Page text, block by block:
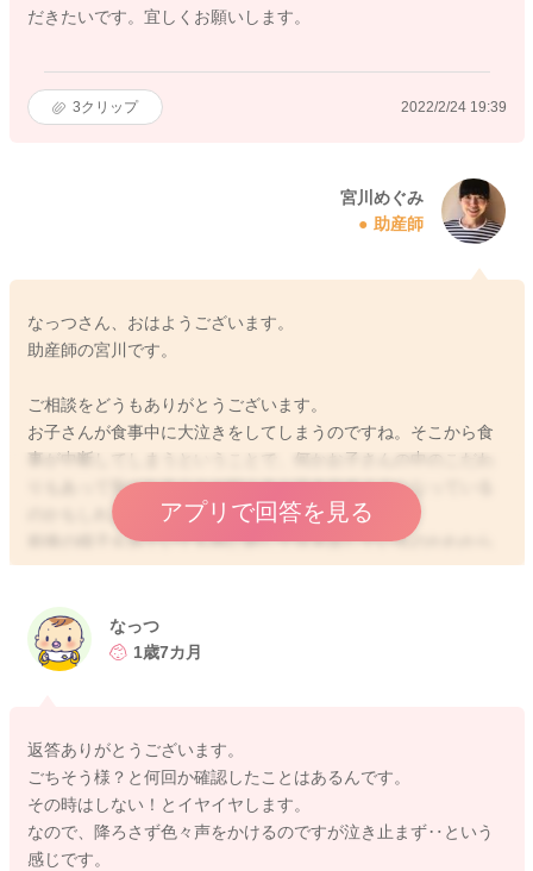
だきたいです。宜しくお願いします。
3クリップ 2022/2/24 19:39
宮川めぐみ
助産師
なっつさん、おはようございます。
助産師の宮川です。
ご相談をどうもありがとうございます。
お子さんが食事中に大泣きをしてしまうのですね。そこから食
事が中断してしまうということで、何かお子さんの中のこだわ
りもあって気になることが起こると泣き出すようになっている
のかもしれませんね。
前後の様子をみていても何に対して泣き出しているのかわから
ないのですよね。
あまり泣き止まずに、ご飯どころではないようなことがあるよ
うでしたら、ご馳走さま？と確認をされた上で片付けをしてい
お子さんなりに泣ききって少し落ち着くのを待ってみるのもい
いのかもしれません。
それでもどうにも拉致があかないとなった時にはご馳走様にし
ようか？と確認をされておしまいにされるといいと思います。
アプリで回答を見る
なっつ
1歳7カ月
返答ありがとうございます。
ごちそう様？と何回か確認したことはあるんです。
その時はしない！とイヤイヤします。
なので、降ろさず色々声をかけるのですが泣き止まず‥という
感じです。